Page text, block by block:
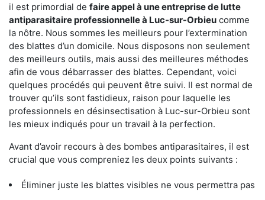
il est primordial de faire appel à une entreprise de lutte
antiparasitaire professionnelle à Luc-sur-Orbieu comme
la nôtre. Nous sommes les meilleurs pour l’extermination
des blattes d’un domicile. Nous disposons non seulement
des meilleurs outils, mais aussi des meilleures méthodes
afin de vous débarrasser des blattes. Cependant, voici
quelques procédés qui peuvent être suivi. Il est normal de
trouver qu’ils sont fastidieux, raison pour laquelle les
professionnels en désinsectisation à Luc-sur-Orbieu sont
les mieux indiqués pour un travail à la perfection.
Avant d’avoir recours à des bombes antiparasitaires, il est
crucial que vous compreniez les deux points suivants :
Éliminer juste les blattes visibles ne vous permettra pas